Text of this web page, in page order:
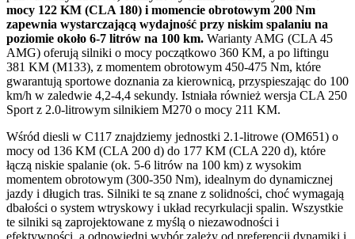
mocy 122 KM (CLA 180) i momencie obrotowym 200 Nm
zapewnia wystarczającą wydajność przy niskim spalaniu na
poziomie około 6-7 litrów na 100 km. Warianty AMG (CLA 45
AMG) oferują silniki o mocy początkowo 360 KM, a po liftingu
381 KM (M133), z momentem obrotowym 450-475 Nm, które
gwarantują sportowe doznania za kierownicą, przyspieszając do 100
km/h w zaledwie 4,2-4,4 sekundy. Istniała również wersja CLA 250
Sport z 2.0-litrowym silnikiem M270 o mocy 211 KM.
Wśród diesli w C117 znajdziemy jednostki 2.1-litrowe (OM651) o
mocy od 136 KM (CLA 200 d) do 177 KM (CLA 220 d), które
łączą niskie spalanie (ok. 5-6 litrów na 100 km) z wysokim
momentem obrotowym (300-350 Nm), idealnym do dynamicznej
jazdy i długich tras. Silniki te są znane z solidności, choć wymagają
dbałości o system wtryskowy i układ recyrkulacji spalin. Wszystkie
te silniki są zaprojektowane z myślą o niezawodności i